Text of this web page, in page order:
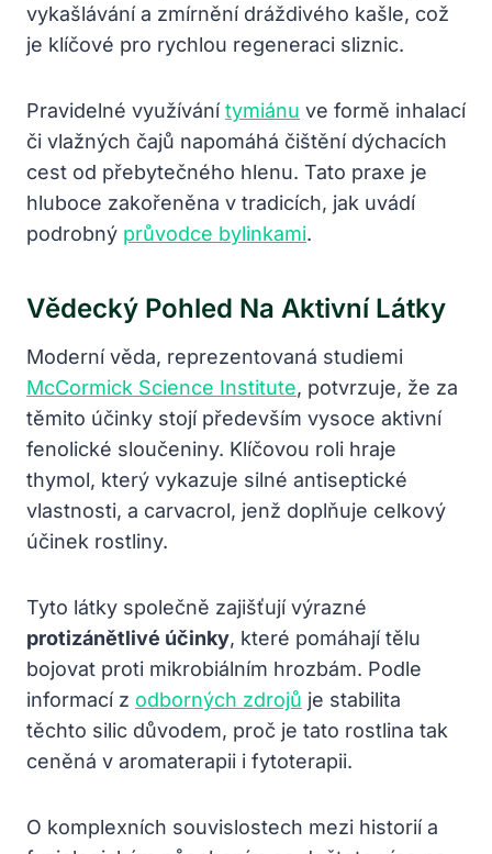
vykašlávání a zmírnění dráždivého kašle, což
je klíčové pro rychlou regeneraci sliznic.
Pravidelné využívánítymiánu ve formě inhalací
či vlažných čajů napomáhá čištění dýchacích
cest od přebytečného hlenu. Tato praxe je
hluboce zakořeněna v tradicích, jak uvádí
podrobný průvodce bylinkami.
Vědecký Pohled Na Aktivní Látky
Moderní věda, reprezentovaná studiemi
McCormick Science Institute, potvrzuje, že za
těmito účinky stojí především vysoce aktivní
fenolické sloučeniny. Klíčovou roli hraje
thymol, který vykazuje silné antiseptické
vlastnosti, a carvacrol, jenž doplňuje celkový
účinek rostliny.
Tyto látky společně zajišťují výrazné
protizánětlivé účinky, které pomáhají tělu
bojovat proti mikrobiálním hrozbám. Podle
informací z odborných zdrojů je stabilita
těchto silic důvodem, proč je tato rostlina tak
ceněná v aromaterapii i fytoterapii.
O komplexních souvislostech mezi historií a